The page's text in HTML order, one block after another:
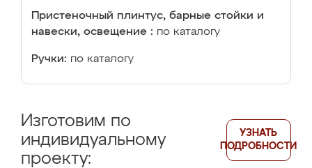
Пристеночный плинтус, барные стойки и
навески, освещение : по каталогу
Ручки: по каталогу
Изготовим по
индивидуальному
проекту:
УЗНАТЬ
ПОДРОБНОСТИ